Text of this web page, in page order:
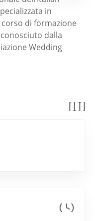
in
di formazione
dalla
Wedding